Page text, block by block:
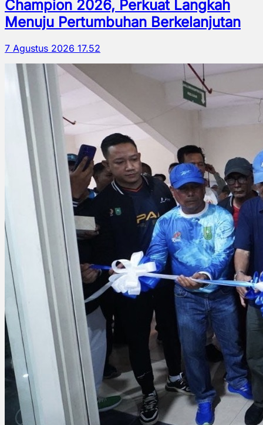
Champion 2026, Perkuat Langkah
Menuju Pertumbuhan Berkelanjutan
7 Agustus 2026 17.52